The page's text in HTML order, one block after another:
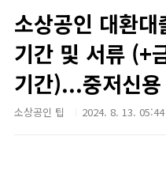
소상공인 대환
기간 및 서류 (+
기간)...중저신
소상공인 팁 2024. 8. 13. 05:44